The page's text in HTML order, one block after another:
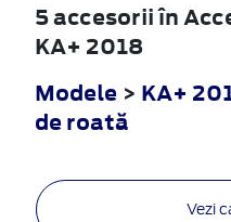
5 accesorii în
KA+ 2018
Modele > KA+
de roată
Vezi